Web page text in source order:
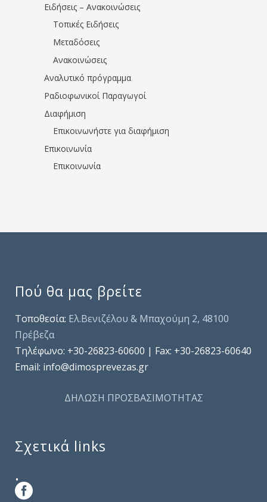
Ειδήσεις – Ανακοινώσεις
Τοπικές Ειδήσεις
Μεταδόσεις
Ανακοινώσεις
Αναλυτικό πρόγραμμα
Ραδιοφωνικοί Παραγωγοί
Διαφήμιση
Επικοινωνήστε για διαφήμιση
Επικοινωνία
Επικοινωνία
Πού θα μας βρείτε
Τοποθεσία: Ελ.Βενιζέλου & Μπαχούμη 2, 48100
Πρέβεζα
Τηλέφωνo: +30-26823-60600 | Fax: +30-26823-60640
Email: info@dimosprevezas.gr
ΔΗΛΩΣΗ ΠΡΟΣΒΑΣΙΜΟΤΗΤΑΣ
Σχετικά links
.